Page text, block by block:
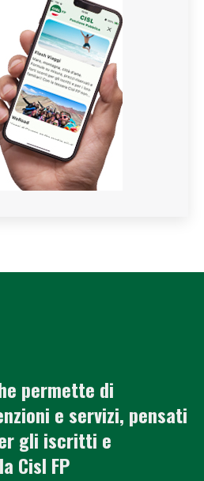
permette di
e servizi, pensati
gli iscritti e
Cisl FP